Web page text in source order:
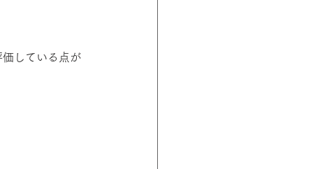
している点が